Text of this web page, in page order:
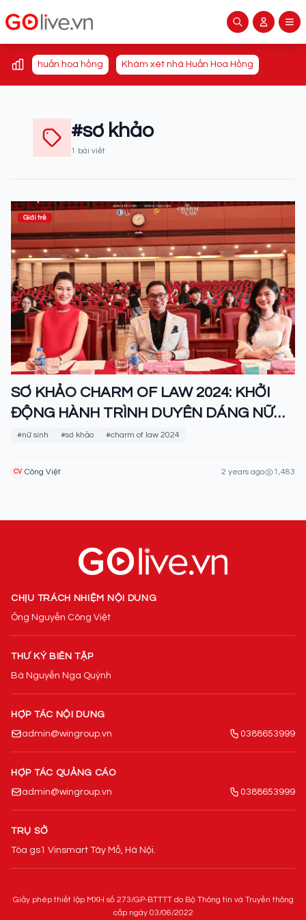
huấn hoa hồng Khám xét nhà Huấn Hoa Hồng
#sơ khảo
1 bài viết
Giới trẻ
SƠ KHẢO CHARM OF LAW 2024: KHỞI
ĐỘNG HÀNH TRÌNH DUYÊN DÁNG NỮ
SINH NGÀNH LUẬT
#nữ sinh #sơ khảo #charm of law 2024
CV Công Việt 2 years ago 1,483
CHỊU TRÁCH NHIỆM NỘI DUNG
Ông Nguyễn Công Việt
THƯ KÝ BIÊN TẬP
Bà Nguyễn Nga Quỳnh
HỢP TÁC NỘI DUNG
admin@wingroup.vn
0388653999
HỢP TÁC QUẢNG CÁO
admin@wingroup.vn
0388653999
TRỤ SỞ
Tòa gs1 Vinsmart Tây Mỗ, Hà Nội.
Giấy phép thiết lập MXH số 273/GP-BTTTT do Bộ Thông tin và Truyền thông
cấp ngày 03/06/2022